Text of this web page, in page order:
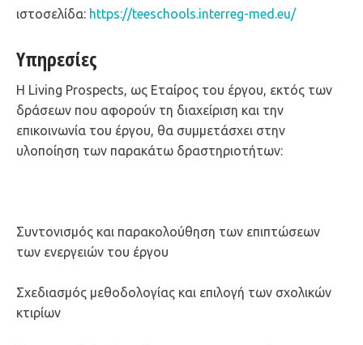
ιστοσελίδα: https://teeschools.interreg-med.eu/
Υπηρεσίες
H Living Prospects, ως Εταίρος του έργου, εκτός των
δράσεων που αφορούν τη διαχείριση και την
επικοινωνία του έργου, θα συμμετάσχει στην
υλοποίηση των παρακάτω δραστηριοτήτων:
Συντονισμός και παρακολούθηση των επιπτώσεων
των ενεργειών του έργου
Σχεδιασμός μεθοδολογίας και επιλογή των σχολικών
κτιρίων